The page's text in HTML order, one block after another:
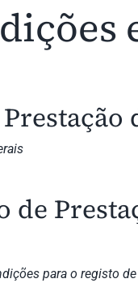
para o registo